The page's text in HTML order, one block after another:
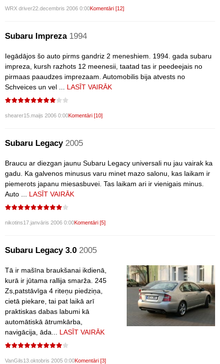
WRX driver22.decembris 2006 0:00Komentāri [12]
Subaru Impreza 1994
Iegādājos šo auto pirms gandriz 2 meneshiem. 1994. gada subaru
impreza, kursh razhots 12 meenesii, taatad tas ir peedeejais no
pirmaas paaudzes imprezaam. Automobilis bija atvests no
Schveices un vel ... LASĪT VAIRĀK
shearer15.maijs 2006 0:00Komentāri [10]
Subaru Legacy 2005
Braucu ar diezgan jaunu Subaru Legacy universali nu jau vairak ka
gadu. Ka galvenos minusus varu minet mazo salonu, kas laikam ir
piemerots japanu miesasbuvei. Tas laikam ari ir vienigais minus.
Auto ... LASĪT VAIRĀK
nikotins17.janvāris 2006 0:00Komentāri [5]
Subaru Legacy 3.0 2005
Tā ir mašīna braukšanai ikdienā,
kurā ir jūtama rallija smarža. 245
Zs,patstāvīga 4 riteņu piedziņa,
cietā piekare, tai pat laikā arī
praktiskas dabas labumi kā
automātiskā ātrumkārba,
navigācija, āda... LASĪT VAIRĀK
VanGils13.oktobris 2005 0:00Komentāri [3]